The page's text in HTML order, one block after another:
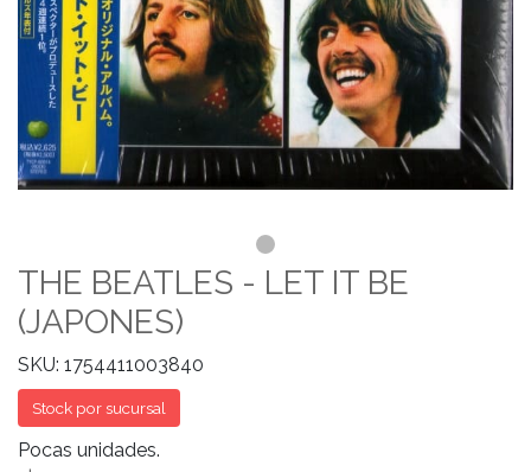
THE BEATLES - LET IT BE
(JAPONES)
SKU: 1754411003840
Stock por sucursal
Pocas unidades.